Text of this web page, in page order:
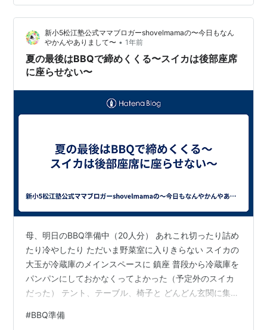
の段取りまで、初めてBBQを企画する方に向けて、失敗
しないための完全ガイドをお届けします。
新小5松江塾公式ママブロガーshovelmamaの〜今日もなん
やかんやありまして〜 • 1年前
夏の最後はBBQで締めくくる〜スイカは後部座席
に座らせない〜
母、明日のBBQ準備中（20人分） あれこれ切ったり詰め
たり冷やしたり ただいま野菜室に入りきらない スイカの
大玉が冷蔵庫のメインスペースに 鎮座 普段から冷蔵庫を
パンパンにしておかなくってよかった（予定外のスイカ
だった） テント、テーブル、椅子と どんどん玄関に集ま
夏の終わりのBBQ 最後の最後まで準備・準備・片付
#BBQ準備